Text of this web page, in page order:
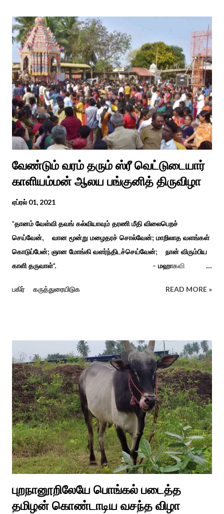
வேண்டும் வரம் தரும் ஸ்ரீ வெட்டுடையார்
காளியம்மன் ஆலய பங்குனித் திருவிழா
ஏப்ரல் 01, 2021
"தானம் வேள்வி தவங் கல்வியாவும் தரணி மீதி விலைபெறச்
செய்வேன், வான மூன்று மழைதரச் சொல்வேன்; மாறிலாத வளங்கள்
கொடுப்பேன்; ஞான மோங்கி வளர்ந்திடச்செய்வேன்; நான் விரும்பிய
காளி தருவாள்". - மஹாகவி
கொல்லங்குடி கிராம பக்தரின் கனவில் அய்யனார் தோன்றி
எடுத்த அய்யனார் என“வெட்டுடைய அய்யனார்“ நாமம் கோவில்
அமைத்து பூஜித்தனர். ஆங்கிலேய கிழக்கிந்திய ஆட்சியில் சிவகங்கை
இரண்டாம் மன்னர் முத்துவடுகநாதத் தேவர் ஆங்கிலேயரை எதிர்க்க
அவர்களால் காளையார் கோவிலில் இரண்டாம் மனைவி கௌரி
நாச்சியாருடன் கொல்லபட்டார். அவரது முதல் மனைவி
வேலுநாச்சியார...
பகிர் கருத்துரையிடுக READ MORE »
புறநானூறிலேயே பொங்கல் படைத்த
தமிழன் கொண்டாடிய வசந்த விழா